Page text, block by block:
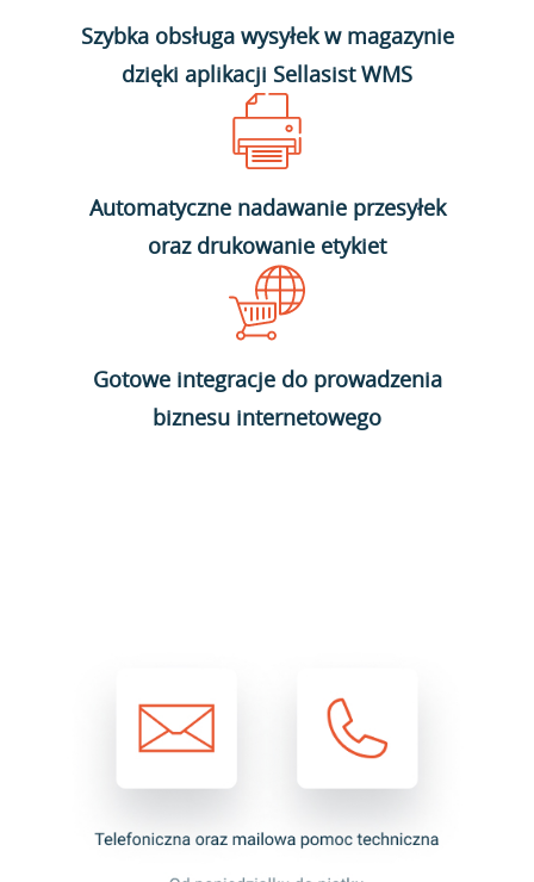
Szybka obsługa wysyłek w magazynie
dzięki aplikacji Sellasist WMS
Automatyczne nadawanie przesyłek
oraz drukowanie etykiet
Gotowe integracje do prowadzenia
biznesu internetowego